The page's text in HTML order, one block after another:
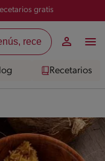
gratis
Recetarios